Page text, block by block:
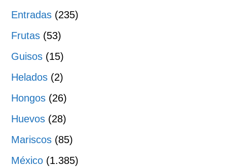
Entradas (235)
Frutas (53)
Guisos (15)
Helados (2)
Hongos (26)
Huevos (28)
Mariscos (85)
México (1.385)